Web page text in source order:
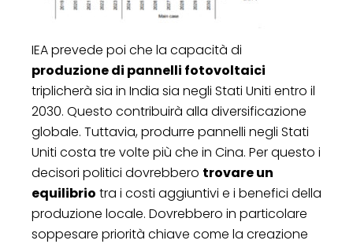
IEA prevede poi che la capacità di
produzione di pannelli fotovoltaici
triplicherà sia in India sia negli Stati Uniti entro il
2030. Questo contribuirà alla diversificazione
globale. Tuttavia, produrre pannelli negli Stati
Uniti costa tre volte più che in Cina. Per questo i
decisori politici dovrebbero trovare un
equilibrio tra i costi aggiuntivi e i benefici della
produzione locale. Dovrebbero in particolare
soppesare priorità chiave come la creazione